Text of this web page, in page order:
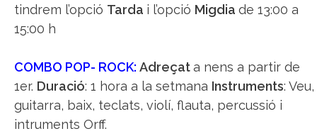
tindrem l’opció Tarda i l’opció Migdia de 13:00 a
15:00 h
COMBO POP- ROCK: Adreçata nens a partir de
1er. Duració: 1 hora a la setmana Instruments: Veu,
guitarra, baix, teclats, violí, flauta, percussió i
intruments Orff.